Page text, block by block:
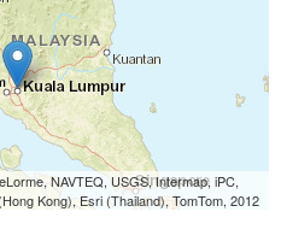
NAVTEQ, USGS, Intermap, iPC,
Kong), Esri (Thailand), TomTom, 2012